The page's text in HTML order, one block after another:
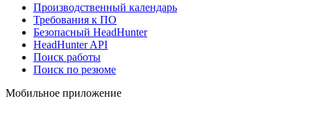
Производственный календарь
Требования к ПО
Безопасный HeadHunter
HeadHunter API
Поиск работы
Поиск по резюме
Мобильное приложение